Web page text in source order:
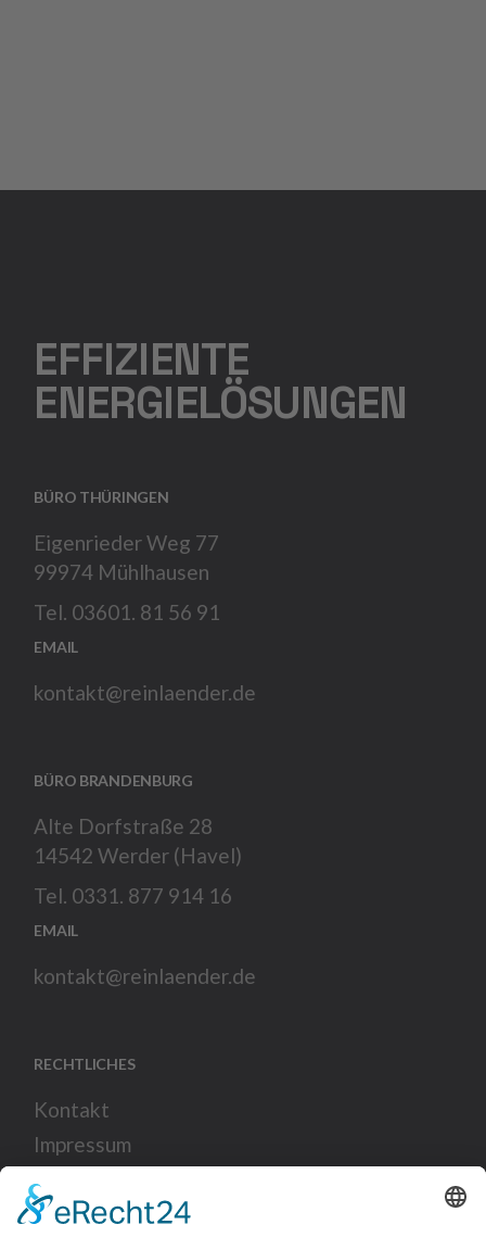
EFFIZIENTE
ENERGIELÖSUNGEN
BÜRO THÜRINGEN
Eigenrieder Weg 77
99974 Mühlhausen
Tel. 03601. 81 56 91
EMAIL
kontakt@reinlaender.de
BÜRO BRANDENBURG
Alte Dorfstraße 28
14542 Werder (Havel)
Tel. 0331. 877 914 16
EMAIL
kontakt@reinlaender.de
RECHTLICHES
Kontakt
Impressum
Datenschutz